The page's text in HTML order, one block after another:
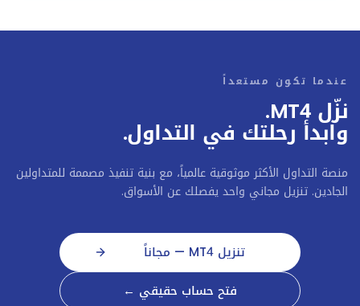
عندما تكون مستعداً
وابدأ رحلتك في التداول.
منصة التداول الأكثر موثوقية عالمياً، مع بنية تنفيذ مصممة للمتداولين
الجادين. تنزيل مجاني واحد يفصلك عن الأسواق.
تنزيل MT4 — مجاناً
فتح حساب حقيقي ←